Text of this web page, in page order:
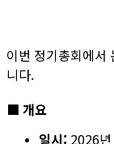
이번 정기총회에서
니다.
■ 개요
일시: 2026